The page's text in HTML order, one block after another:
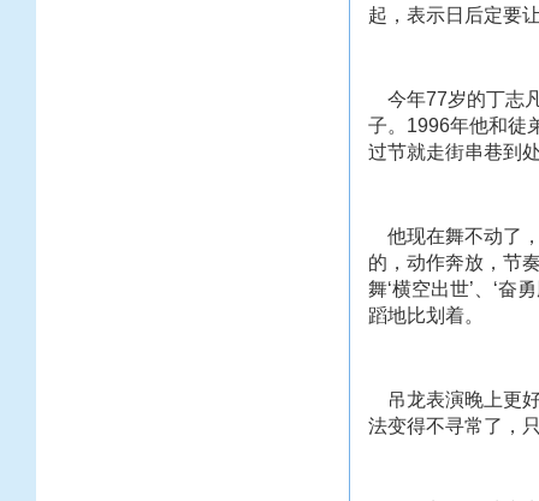
起，表示日后定要
今年77岁的丁志
子。1996年他和徒
过节就走街串巷到
他现在舞不动了
的，动作奔放，节
舞‘横空出世’、‘奋
蹈地比划着。
吊龙表演晚上更
法变得不寻常了，